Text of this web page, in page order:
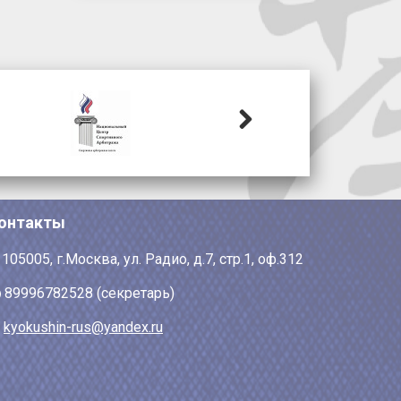
г.Москва, ул. Радио, д.7, стр.1, оф.312
89996782528 (секретарь)
kyokushin-rus@yandex.ru